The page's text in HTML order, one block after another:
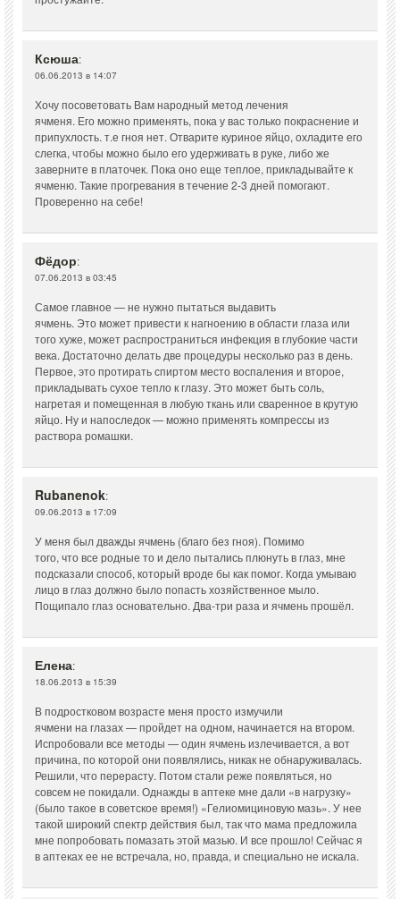
Ксюша:
06.06.2013 в 14:07
Хочу посоветовать Вам народный метод лечения
ячменя. Его можно применять, пока у вас только покраснение и
припухлость. т.е гноя нет. Отварите куриное яйцо, охладите его
слегка, чтобы можно было его удерживать в руке, либо же
заверните в платочек. Пока оно еще теплое, прикладывайте к
ячменю. Такие прогревания в течение 2-3 дней помогают.
Проверенно на себе!
Фёдор:
07.06.2013 в 03:45
Самое главное — не нужно пытаться выдавить
ячмень. Это может привести к нагноению в области глаза или
того хуже, может распространиться инфекция в глубокие части
века. Достаточно делать две процедуры несколько раз в день.
Первое, это протирать спиртом место воспаления и второе,
прикладывать сухое тепло к глазу. Это может быть соль,
нагретая и помещенная в любую ткань или сваренное в крутую
яйцо. Ну и напоследок — можно применять компрессы из
раствора ромашки.
Rubanenok:
09.06.2013 в 17:09
У меня был дважды ячмень (благо без гноя). Помимо
того, что все родные то и дело пытались плюнуть в глаз, мне
подсказали способ, который вроде бы как помог. Когда умываю
лицо в глаз должно было попасть хозяйственное мыло.
Пощипало глаз основательно. Два-три раза и ячмень прошёл.
Елена:
18.06.2013 в 15:39
В подростковом возрасте меня просто измучили
ячмени на глазах — пройдет на одном, начинается на втором.
Испробовали все методы — один ячмень излечивается, а вот
причина, по которой они появлялись, никак не обнаруживалась.
Решили, что перерасту. Потом стали реже появляться, но
совсем не покидали. Однажды в аптеке мне дали «в нагрузку»
(было такое в советское время!) «Гелиомициновую мазь». У нее
такой широкий спектр действия был, так что мама предложила
мне попробовать помазать этой мазью. И все прошло! Сейчас я
в аптеках ее не встречала, но, правда, и специально не искала.